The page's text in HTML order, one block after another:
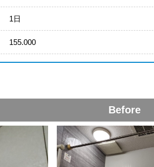
1日
155.000
Before